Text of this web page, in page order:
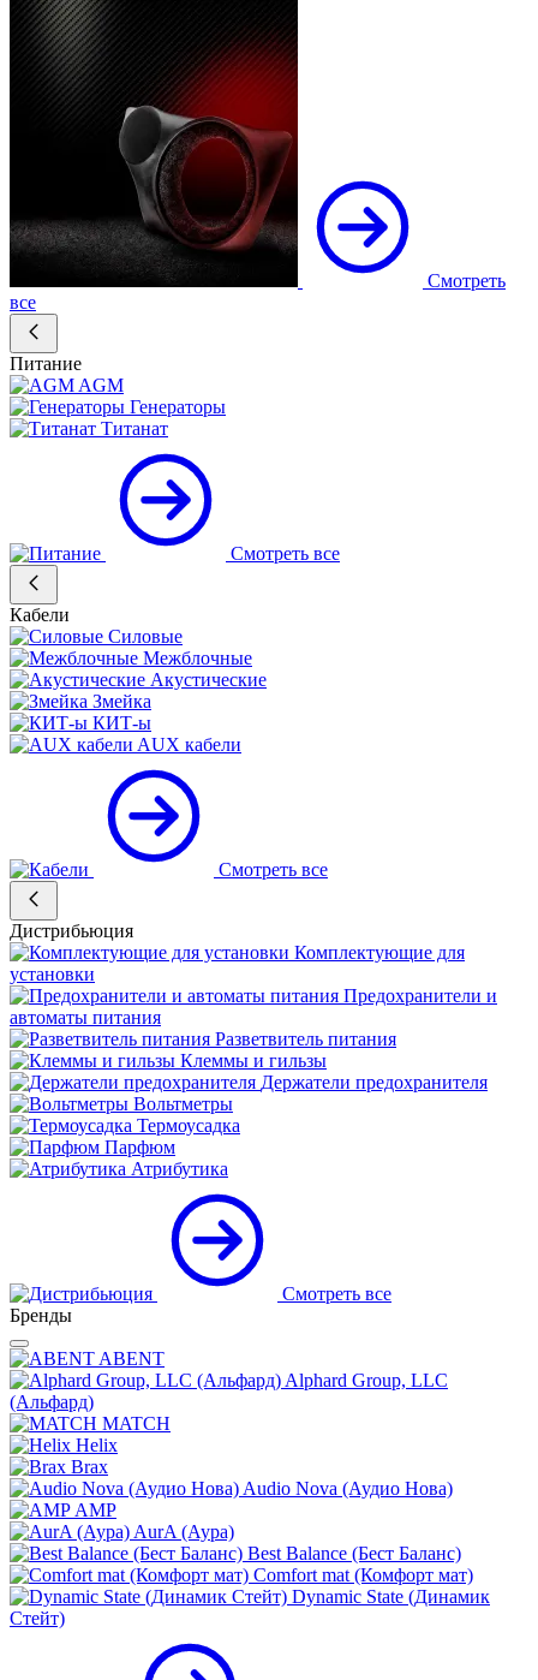
Смотреть
все
Питание
AGM
Генераторы
Титанат
Смотреть все
Кабели
Силовые
Межблочные
Акустические
Змейка
КИТ-ы
AUX кабели
Смотреть все
Дистрибьюция
Комплектующие для
установки
Предохранители и
автоматы питания
Разветвитель питания
Клеммы и гильзы
Держатели предохранителя
Вольтметры
Термоусадка
Парфюм
Атрибутика
Смотреть все
Бренды
ABENT
Alphard Group, LLC
(Альфард)
MATCH
Helix
Brax
Audio Nova (Аудио Нова)
AMP
AurA (Аура)
Best Balance (Бест Баланс)
Comfort mat (Комфорт мат)
Dynamic State (Динамик
Стейт)